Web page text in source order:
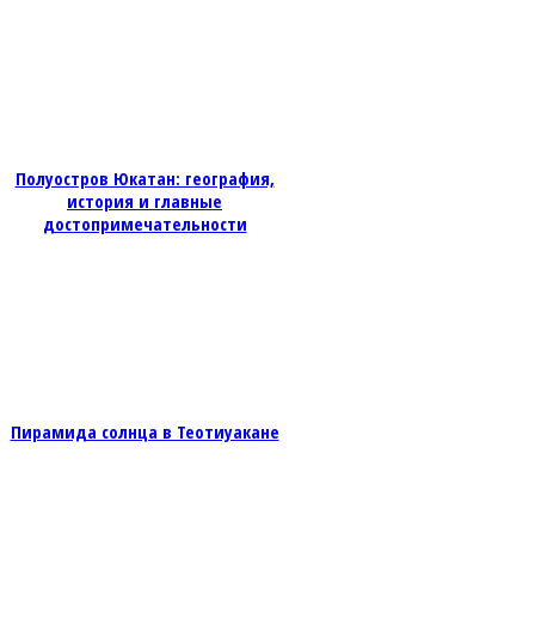
Полуостров Юкатан: география,
история и главные
достопримечательности
Пирамида солнца в Теотиуакане